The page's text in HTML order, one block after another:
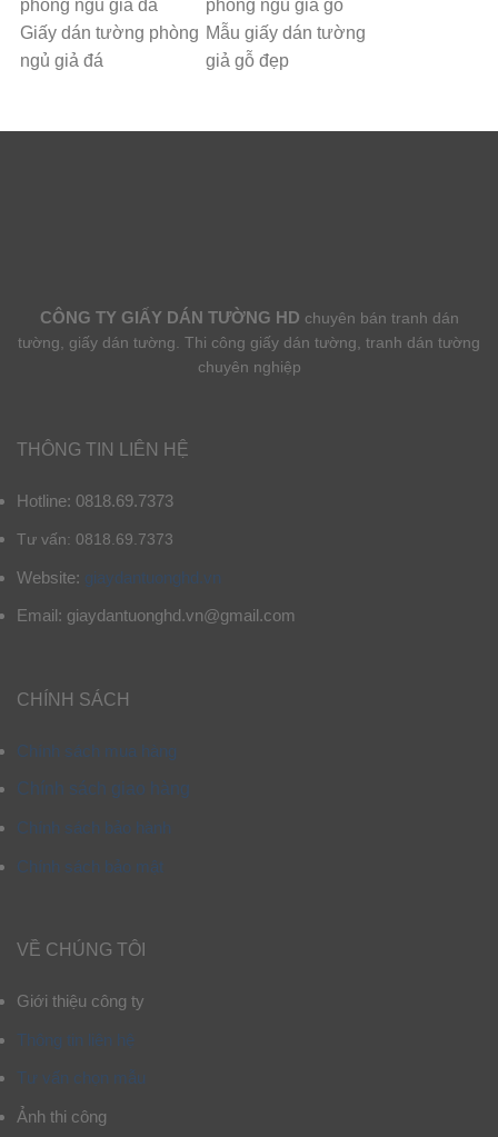
Giấy dán tường phòng
ngủ giả đá
Mẫu giấy dán tường
giả gỗ đẹp
CÔNG TY GIẤY DÁN TƯỜNG HD chuyên bán tranh dán
tường, giấy dán tường. Thi công giấy dán tường, tranh dán tường
chuyên nghiệp
THÔNG TIN LIÊN HỆ
Hotline: 0818.69.7373
Tư vấn: 0818.69.7373
Website: giaydantuonghd.vn
Email: giaydantuonghd.vn@gmail.com
CHÍNH SÁCH
Chính sách mua hàng
Chính sách giao hàng
Chính sách bảo hành
Chính sách bảo mật
VỀ CHÚNG TÔI
Giới thiệu công ty
Thông tin liên hệ
Tư vấn chọn mẫu
Ảnh thi công